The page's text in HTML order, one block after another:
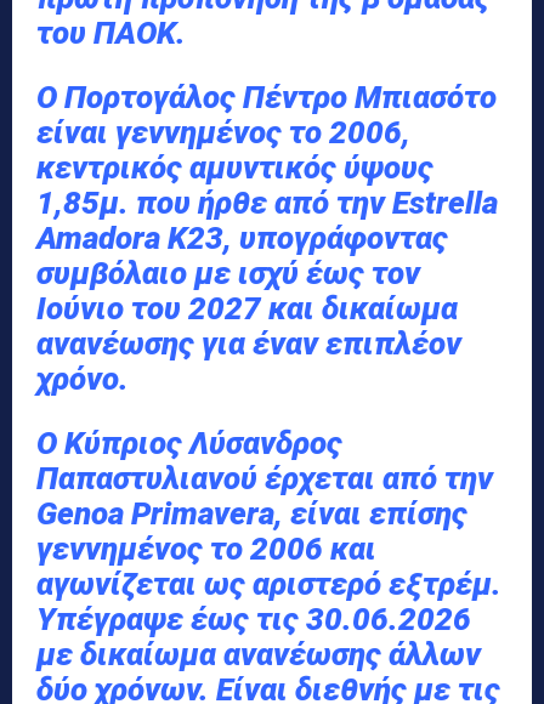
του ΠΑΟΚ.
Ο Πορτογάλος Πέντρο Μπιασότο
είναι γεννημένος το 2006,
κεντρικός αμυντικός ύψους
1,85μ. που ήρθε από την Estrella
Amadora Κ23, υπογράφοντας
συμβόλαιο με ισχύ έως τον
Ιούνιο του 2027 και δικαίωμα
ανανέωσης για έναν επιπλέον
χρόνο.
Ο Κύπριος Λύσανδρος
Παπαστυλιανού έρχεται από την
Genoa Primavera, είναι επίσης
γεννημένος το 2006 και
αγωνίζεται ως αριστερό εξτρέμ.
Υπέγραψε έως τις 30.06.2026
με δικαίωμα ανανέωσης άλλων
δύο χρόνων. Είναι διεθνής με τις